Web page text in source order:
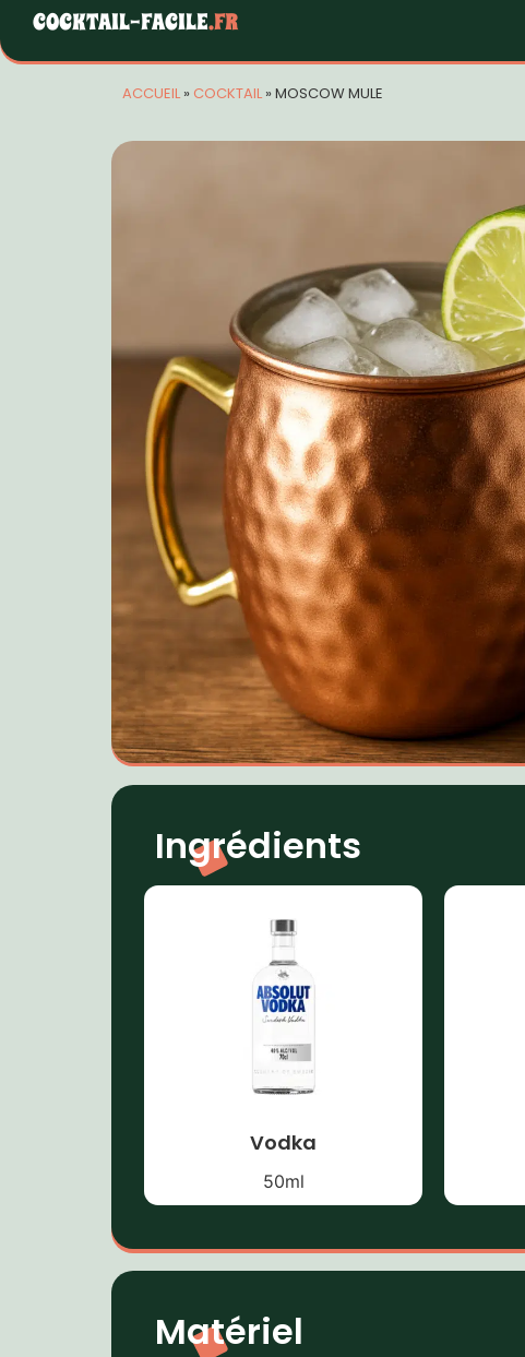
COCKTAIL-FACILE.FR
ACCUEIL » COCKTAIL » MOSCOW MULE
Ingrédients
Vodka
50ml
Matériel